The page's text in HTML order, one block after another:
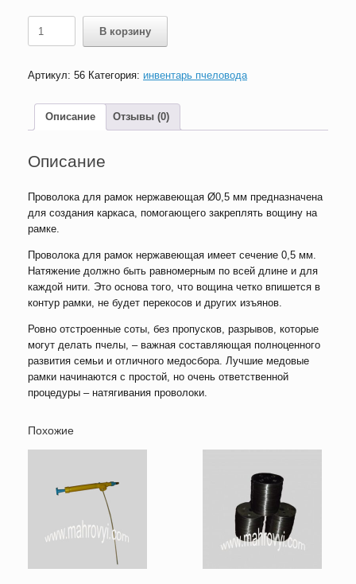
товара
рамок
нержавейка
В корзину
Артикул: 56 Категория: инвентарь пчеловода
Описание Отзывы (0)
Описание
Проволока для рамок нержавеющая Ø0,5 мм предназначена
для создания каркаса, помогающего закреплять вощину на
рамке.
Проволока для рамок нержавеющая имеет сечение 0,5 мм.
Натяжение должно быть равномерным по всей длине и для
каждой нити. Это основа того, что вощина четко впишется в
контур рамки, не будет перекосов и других изъянов.
Ровно отстроенные соты, без пропусков, разрывов, которые
могут делать пчелы, – важная составляющая полноценного
развития семьи и отличного медосбора. Лучшие медовые
рамки начинаются с простой, но очень ответственной
процедуры – натягивания проволоки.
Похожие